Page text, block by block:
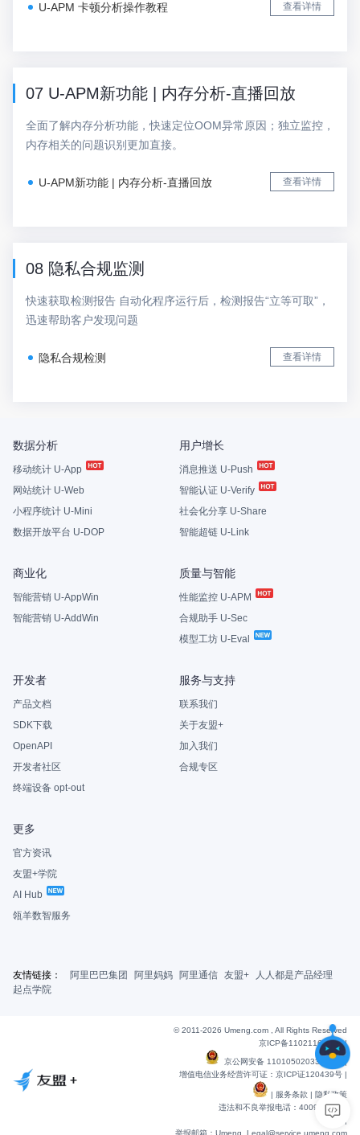
查看详情
U-APM 卡顿分析操作教程
07 U-APM新功能 | 内存分析-直播回放
全面了解内存分析功能，快速定位OOM异常原因；独立监控，
内存相关的问题识别更加直接。
查看详情
U-APM新功能 | 内存分析-直播回放
08 隐私合规监测
快速获取检测报告 自动化程序运行后，检测报告“立等可取”，
迅速帮助客户发现问题
查看详情
隐私合规检测
数据分析
移动统计 U-App
网站统计 U-Web
小程序统计 U-Mini
数据开放平台 U-DOP
用户增长
消息推送 U-Push
智能认证 U-Verify
社会化分享 U-Share
智能超链 U-Link
商业化
智能营销 U-AppWin
智能营销 U-AddWin
质量与智能
性能监控 U-APM
合规助手 U-Sec
模型工坊 U-Eval
开发者
产品文档
SDK下载
OpenAPI
开发者社区
终端设备 opt-out
服务与支持
联系我们
关于友盟+
加入我们
合规专区
更多
官方资讯
友盟+学院
AI Hub
瓴羊数智服务
友情链接： 阿里巴巴集团 阿里妈妈 阿里通信 友盟+
人人都是产品经理
起点学院
© 2011-2026 Umeng.com , All Rights Reserved
京ICP备11021163号-6|
京公网安备 11010502033607号
|
增值电信业务经营许可证：京ICP证120439号 |
| 服务条款 | 隐私政策
违法和不良举报电话：4009901848
举报邮箱：Umeng_Legal@service.umeng.com